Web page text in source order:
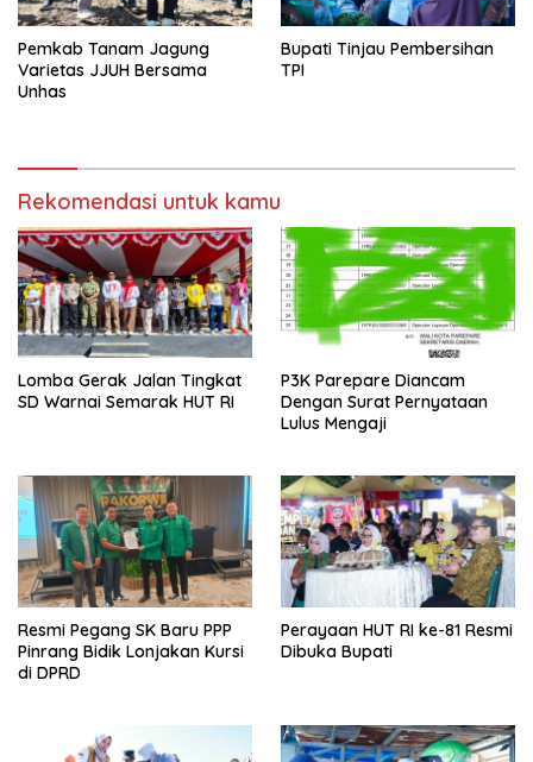
Pemkab Tanam Jagung
Varietas JJUH Bersama
Unhas
Bupati Tinjau Pembersihan
TPI
Rekomendasi untuk kamu
Lomba Gerak Jalan Tingkat
SD Warnai Semarak HUT RI
P3K Parepare Diancam
Dengan Surat Pernyataan
Lulus Mengaji
Resmi Pegang SK Baru PPP
Pinrang Bidik Lonjakan Kursi
di DPRD
Perayaan HUT RI ke-81 Resmi
Dibuka Bupati